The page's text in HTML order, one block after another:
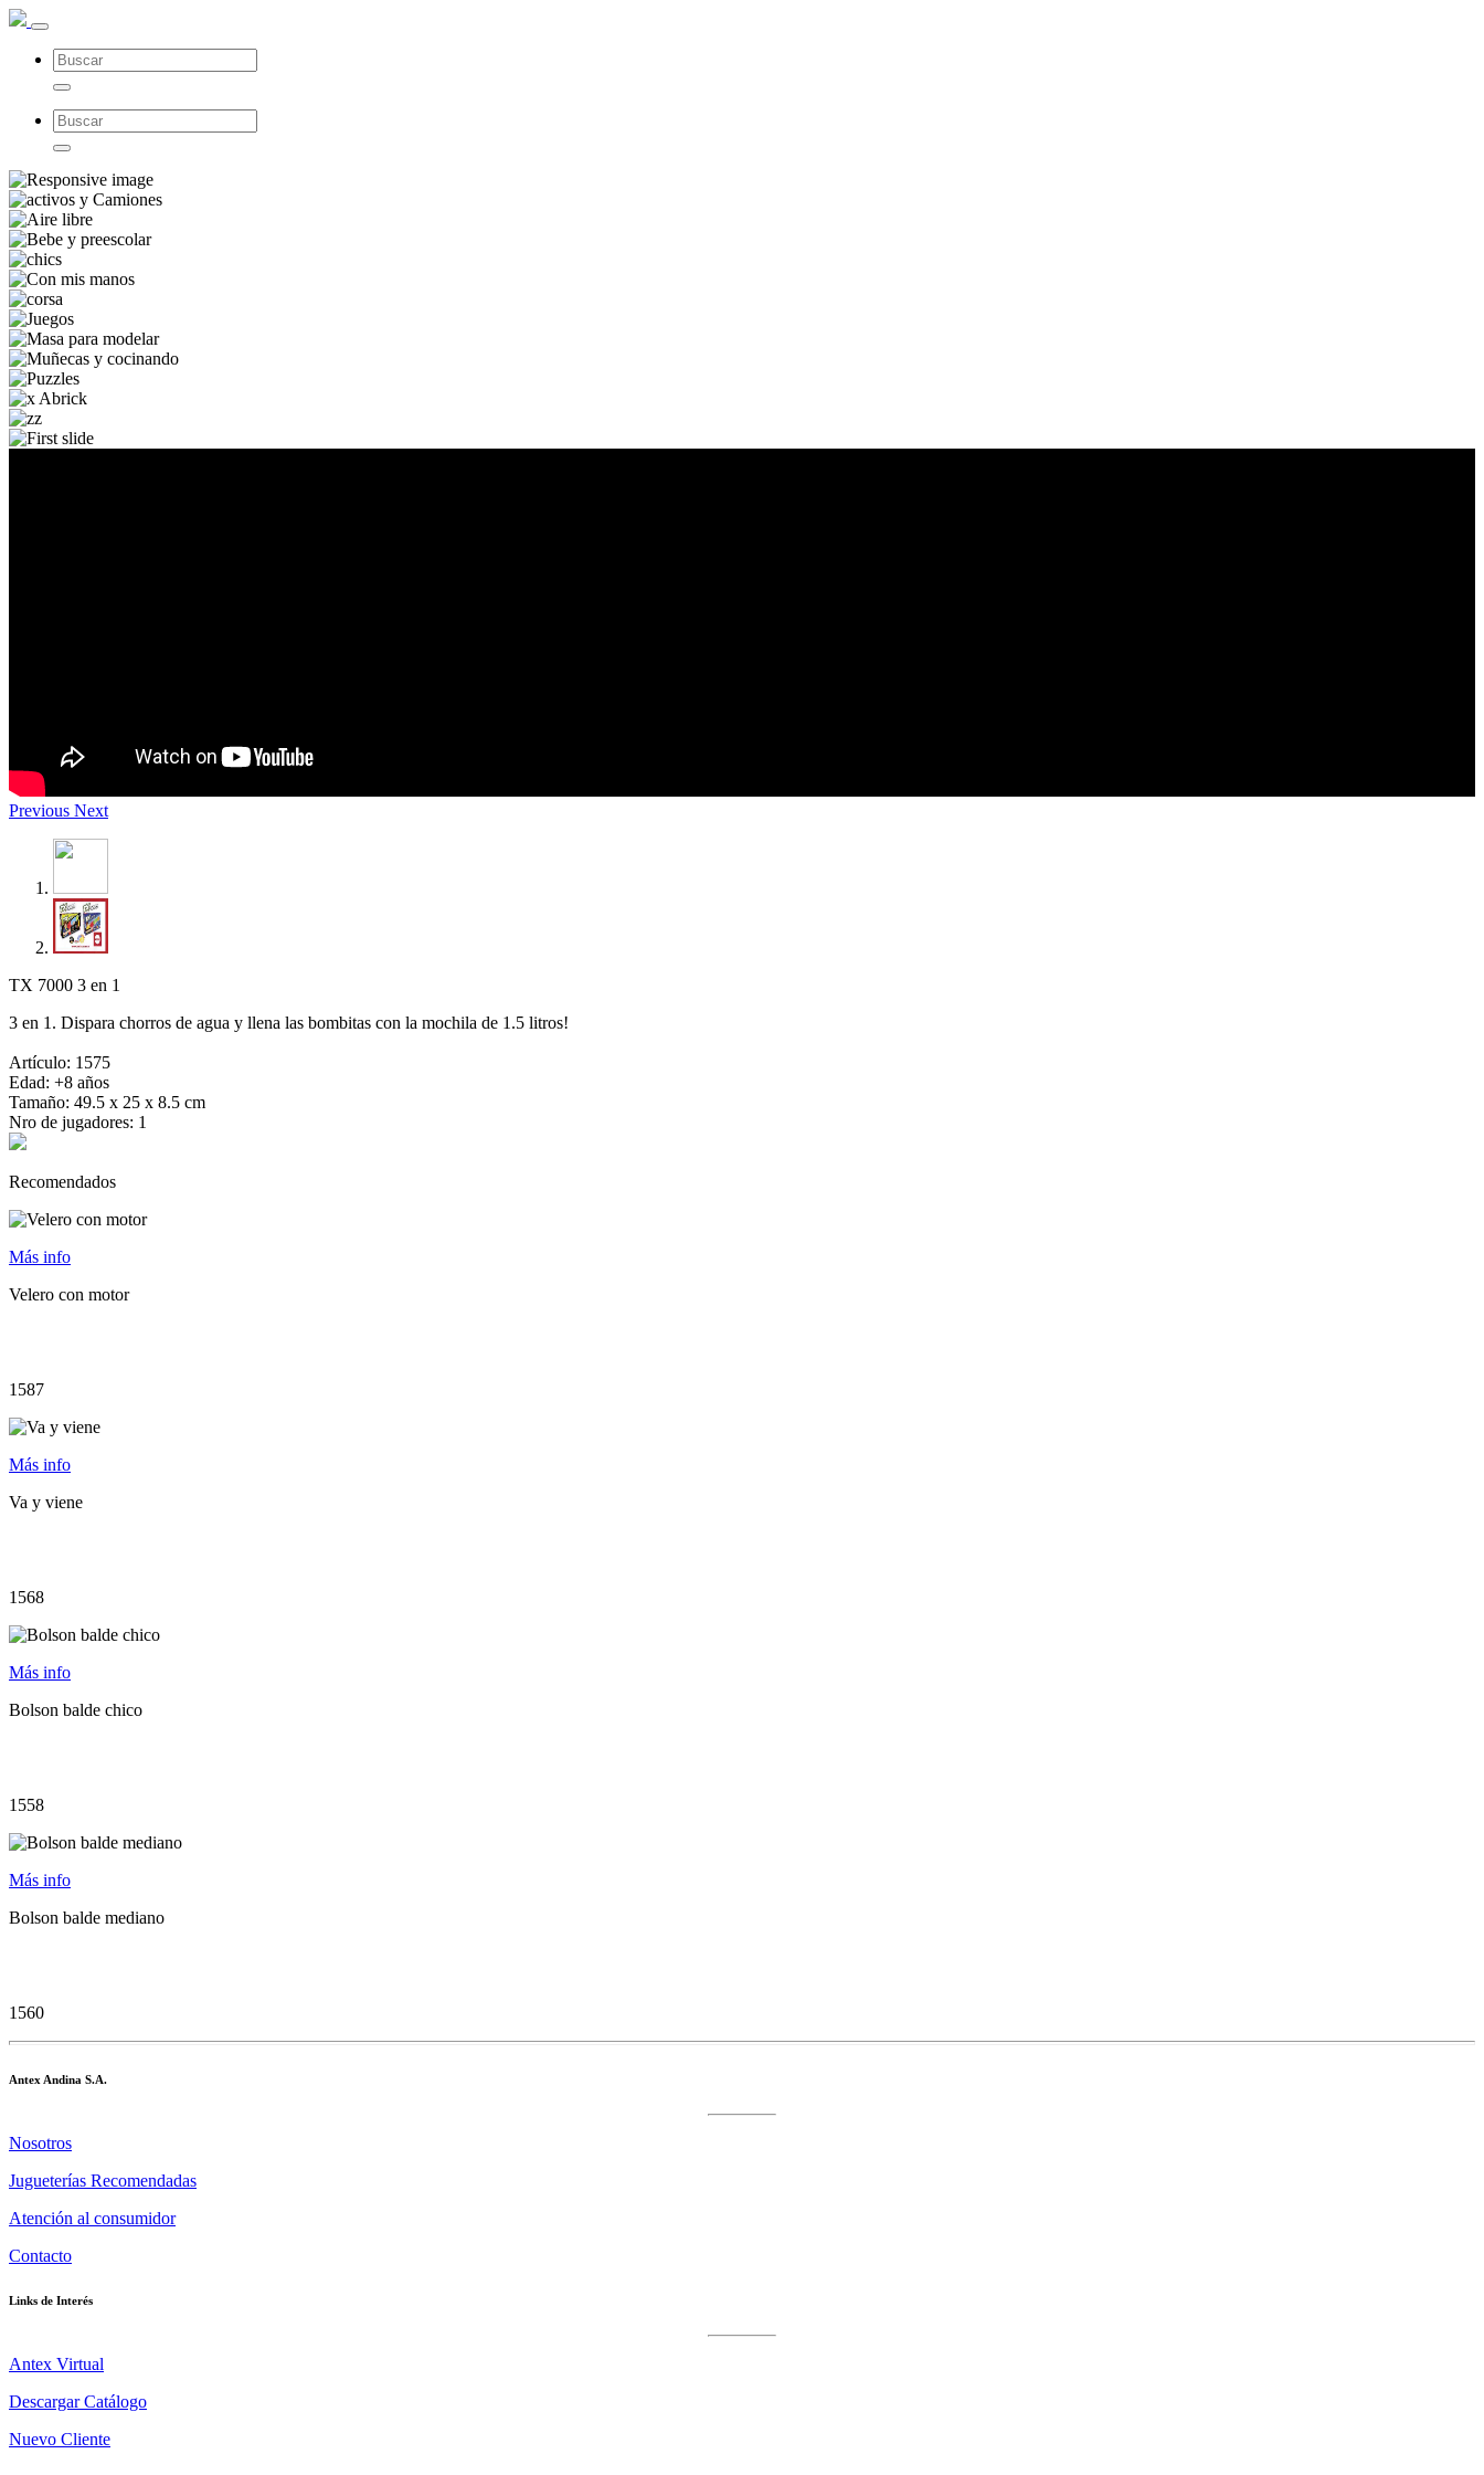
Previous Next
TX 7000 3 en 1
3 en 1. Dispara chorros de agua y llena las bombitas con la mochila de 1.5 litros!
Artículo: 1575
Edad: +8 años
Tamaño: 49.5 x 25 x 8.5 cm
Nro de jugadores: 1
Recomendados
Más info
Velero con motor
1587
Más info
Va y viene
1568
Más info
Bolson balde chico
1558
Más info
Bolson balde mediano
1560
Antex Andina S.A.
Nosotros
Jugueterías Recomendadas
Atención al consumidor
Contacto
Links de Interés
Antex Virtual
Descargar Catálogo
Nuevo Cliente